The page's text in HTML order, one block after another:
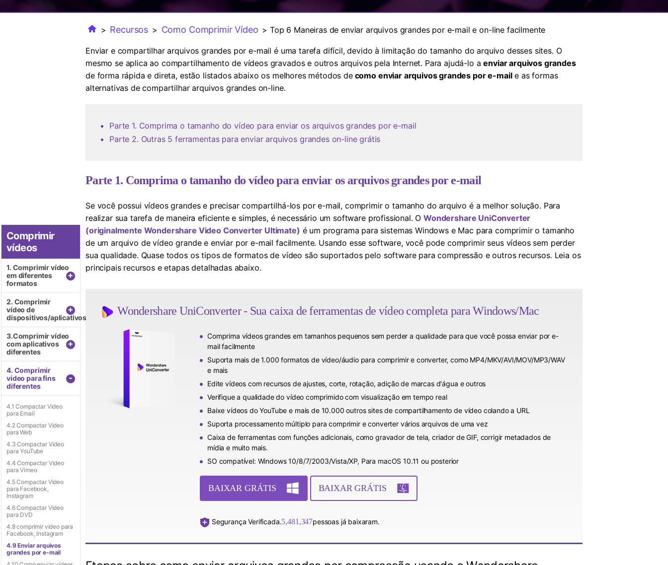
MAIS SOLUÇÕES
> Recursos > Como Comprimir Vídeo > Top 6 Maneiras de enviar arquivos grandes por e-mail e on-line facilmente
Comprimir
vídeos
1. Comprimir vídeo
em diferentes
formatos
+
2. Comprimir
vídeo de
dispositivos/aplicativos
+
3.Comprimir vídeo
com aplicativos
diferentes
+
4. Comprimir
vídeo para fins
diferentes
-
4.1 Compactar Video
para Email
4.2 Compactar Video
para Web
4.3 Compactar Video
para YouTube
4.4 Compactar Video
para Vimeo
4.5 Compactar Video
para Facebook,
Instagram
4.6 Compactar Video
para DVD
4.8 comprimir vídeo para
Facebook, Instagram
4.9 Enviar arquivos
grandes por e-mail
Enviar e compartilhar arquivos grandes por e-mail é uma tarefa difícil, devido à limitação do tamanho do arquivo desses sites. O
mesmo se aplica ao compartilhamento de vídeos gravados e outros arquivos pela Internet. Para ajudá-lo aenviar arquivos grandes
de forma rápida e direta, estão listados abaixo os melhores métodos decomo enviar arquivos grandes por e-maile as formas
alternativas de compartilhar arquivos grandes on-line.
Parte 1. Comprima o tamanho do vídeo para enviar os arquivos grandes por e-mail
Parte 2. Outras 5 ferramentas para enviar arquivos grandes on-line grátis
Parte 1. Comprima o tamanho do vídeo para enviar os arquivos grandes por e-mail
Se você possui vídeos grandes e precisar compartilhá-los por e-mail, comprimir o tamanho do arquivo é a melhor solução. Para
realizar sua tarefa de maneira eficiente e simples, é necessário um software profissional. OWondershare UniConverter
(originalmente Wondershare Video Converter Ultimate) é um programa para sistemas Windows e Mac para comprimir o tamanho
de um arquivo de vídeo grande e enviar por e-mail facilmente. Usando esse software, você pode comprimir seus vídeos sem perder
sua qualidade. Quase todos os tipos de formatos de vídeo são suportados pelo software para compressão e outros recursos. Leia os
principais recursos e etapas detalhadas abaixo.
Wondershare UniConverter - Sua caixa de ferramentas de vídeo completa para Windows/Mac
Comprima vídeos grandes em tamanhos pequenos sem perder a qualidade para que você possa enviar por e-
mail facilmente
Suporta mais de 1.000 formatos de vídeo/áudio para comprimir e converter, como MP4/MKV/AVI/MOV/MP3/WAV
e mais
Edite vídeos com recursos de ajustes, corte, rotação, adição de marcas d'água e outros
Verifique a qualidade do vídeo comprimido com visualização em tempo real
Baixe vídeos do YouTube e mais de 10.000 outros sites de compartilhamento de vídeo colando a URL
Suporta processamento múltiplo para comprimir e converter vários arquivos de uma vez
Caixa de ferramentas com funções adicionais, como gravador de tela, criador de GIF, corrigir metadados de
mídia e muito mais.
SO compatível: Windows 10/8/7/2003/Vista/XP, Para macOS 10.11 ou posterior
BAIXAR GRÁTIS BAIXAR GRÁTIS
Segurança Verificada.5,481,347pessoas já baixaram.